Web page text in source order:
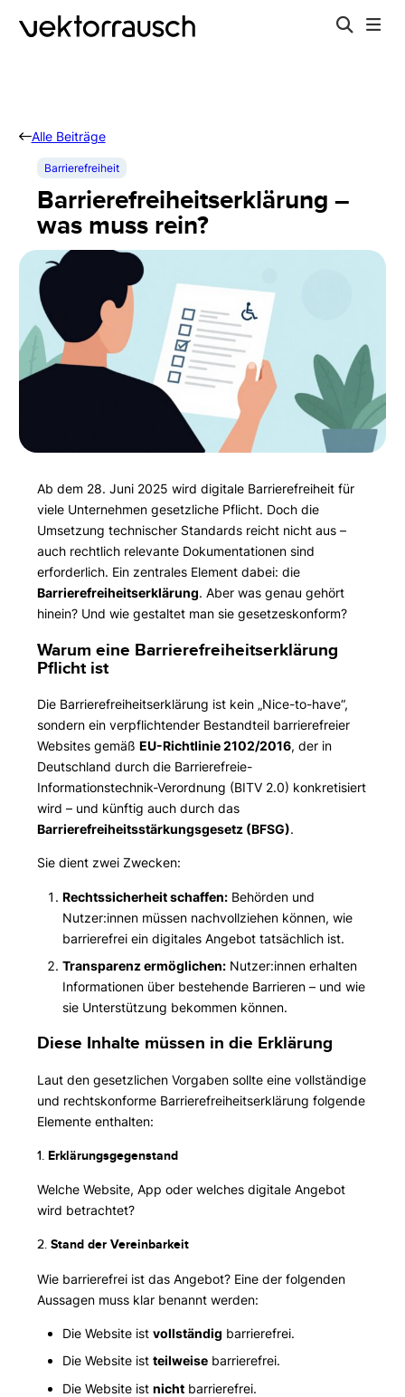
Alle Beiträge
Barrierefreiheit
Barrierefreiheitserklärung –
was muss rein?
Ab dem 28. Juni 2025 wird digitale Barrierefreiheit für
viele Unternehmen gesetzliche Pflicht. Doch die
Umsetzung technischer Standards reicht nicht aus –
auch rechtlich relevante Dokumentationen sind
erforderlich. Ein zentrales Element dabei: die
Barrierefreiheitserklärung. Aber was genau gehört
hinein? Und wie gestaltet man sie gesetzeskonform?
Warum eine Barrierefreiheitserklärung
Pflicht ist
Die Barrierefreiheitserklärung ist kein „Nice-to-have“,
sondern ein verpflichtender Bestandteil barrierefreier
Websites gemäßEU-Richtlinie 2102/2016, der in
Deutschland durch die Barrierefreie-
Informationstechnik-Verordnung (BITV 2.0) konkretisiert
wird – und künftig auch durch das
Barrierefreiheitsstärkungsgesetz (BFSG).
Sie dient zwei Zwecken:
Rechtssicherheit schaffen: Behörden und
Nutzer:innen müssen nachvollziehen können, wie
barrierefrei ein digitales Angebot tatsächlich ist.
Transparenz ermöglichen: Nutzer:innen erhalten
Informationen über bestehende Barrieren – und wie
sie Unterstützung bekommen können.
Diese Inhalte müssen in die Erklärung
Laut den gesetzlichen Vorgaben sollte eine vollständige
und rechtskonforme Barrierefreiheitserklärung folgende
Elemente enthalten:
1. Erklärungsgegenstand
Welche Website, App oder welches digitale Angebot
wird betrachtet?
2.Stand der Vereinbarkeit
Wie barrierefrei ist das Angebot? Eine der folgenden
Aussagen muss klar benannt werden:
Die Website istvollständig barrierefrei.
Die Website istteilweise barrierefrei.
Die Website istnicht barrierefrei.